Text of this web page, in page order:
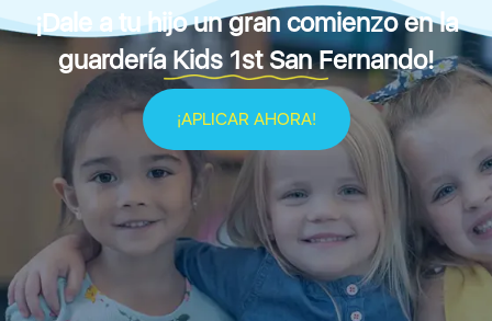
¡Dale a tu hijo un gran comienzo en la
guardería Kids 1st San Fernando!
¡APLICAR AHORA!